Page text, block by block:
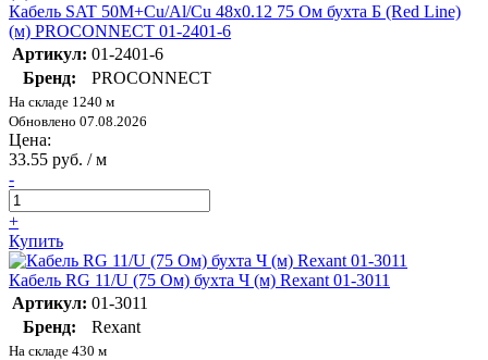
Кабель SAT 50M+Cu/Al/Cu 48х0.12 75 Ом бухта Б (Red Line)
(м) PROCONNECT 01-2401-6
Артикул: 01-2401-6
Бренд:
PROCONNECT
На складе 1240 м
Обновлено 07.08.2026
Цена:
33.55 руб. / м
-
+
Купить
Кабель RG 11/U (75 Ом) бухта Ч (м) Rexant 01-3011
Артикул: 01-3011
Бренд:
Rexant
На складе 430 м